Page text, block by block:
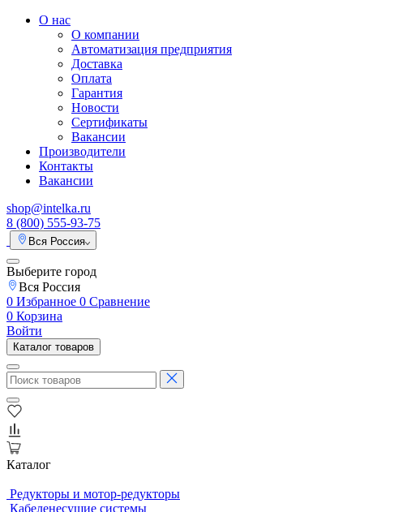
О нас
О компании
Автоматизация предприятия
Доставка
Оплата
Гарантия
Новости
Сертификаты
Вакансии
Производители
Контакты
Вакансии
shop@intelka.ru
8 (800) 555-93-75
Вся Россия
Выберите город
Вся Россия
0 Избранное 0 Сравнение
0 Корзина
Войти
Каталог товаров
Каталог
Редукторы и мотор-редукторы
Кабеленесущие системы